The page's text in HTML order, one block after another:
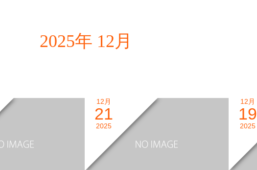
2025年 12月
12月
21
2025
12月
19
2025